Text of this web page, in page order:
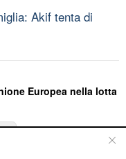
Akif tenta di
Europea nella lotta